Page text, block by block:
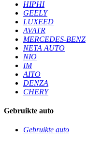
HIPHI
GEELY
LUXEED
AVATR
MERCEDES-BENZ
NETA AUTO
NIO
IM
AITO
DENZA
CHERY
Gebruikte auto
Gebruikte auto